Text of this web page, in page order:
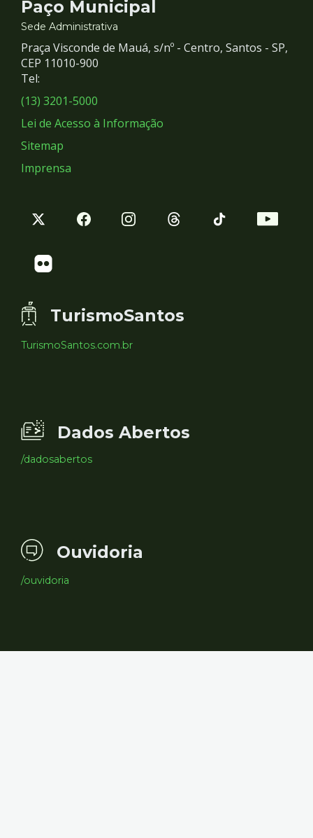
e
Redes
Sociais
Paço Municipal
Sede Administrativa
Praça Visconde de Mauá, s/nº - Centro, Santos - SP,
CEP 11010-900
Tel:
(13) 3201-5000
Lei de Acesso à Informação
Sitemap
Imprensa
TurismoSantos
TurismoSantos.com.br
Dados Abertos
/dadosabertos
Ouvidoria
/ouvidoria